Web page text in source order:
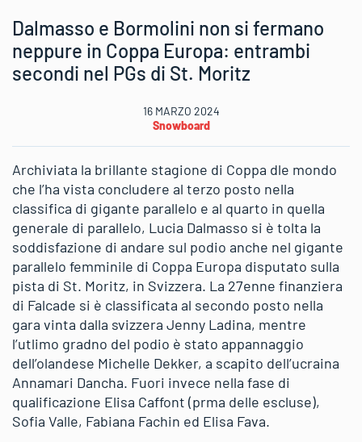
Dalmasso e Bormolini non si fermano
neppure in Coppa Europa: entrambi
secondi nel PGs di St. Moritz
16 MARZO 2024
Snowboard
Archiviata la brillante stagione di Coppa dle mondo
che l’ha vista concludere al terzo posto nella
classifica di gigante parallelo e al quarto in quella
generale di parallelo, Lucia Dalmasso si è tolta la
soddisfazione di andare sul podio anche nel gigante
parallelo femminile di Coppa Europa disputato sulla
pista di St. Moritz, in Svizzera. La 27enne finanziera
di Falcade si è classificata al secondo posto nella
gara vinta dalla svizzera Jenny Ladina, mentre
l’utlimo gradno del podio è stato appannaggio
dell’olandese Michelle Dekker, a scapito dell’ucraina
Annamari Dancha. Fuori invece nella fase di
qualificazione Elisa Caffont (prma delle escluse),
Sofia Valle, Fabiana Fachin ed Elisa Fava.